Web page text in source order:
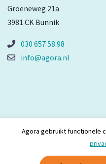
Groeneweg 21a
3981 CK Bunnik
030 657 58 98
info@agora.nl
Agora gebruikt functionele